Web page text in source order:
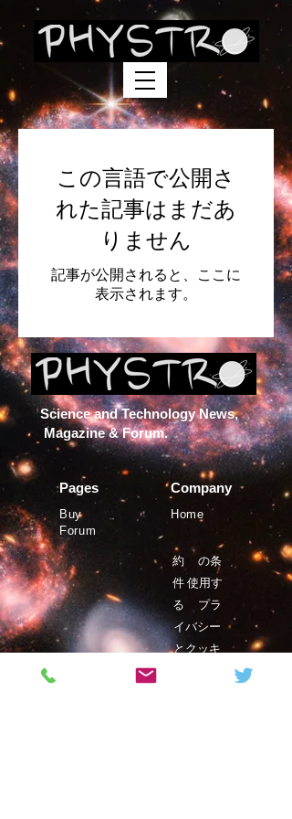
この言語で公開さ
れた記事はまだあ
りません
記事が公開されると、ここに
表示されます。
Science and Technology News,
Magazine & Forum.
Pages
Buy
Forum
Company
Home
約
の条
件 使用す
る
プラ
イバシー
とクッキ